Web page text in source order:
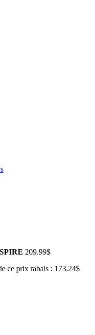
209.99$
ce prix rabais : 173.24$